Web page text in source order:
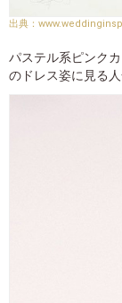
パステル系ピンク
のドレス姿に見る